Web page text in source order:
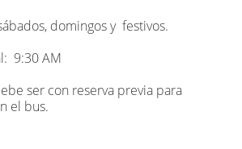
domingos y festivos.
9:30 AM
ser con reserva previa para
el bus.